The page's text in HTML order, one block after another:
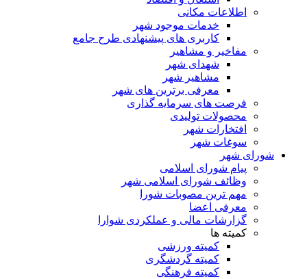
اطلاعات مکانی
خدمات موجود شهر
کاربری های پیشنهادی طرح جامع
مفاخیر و مشاهیر
شهدای شهر
مشاهیر شهر
معرفی برترین های شهر
فرصت های سرمایه گذاری
محصولات تولیدی
افتخارات شهر
سوغات شهر
شورای شهر
پیام شورای اسلامی
وظائف شورای اسلامی شهر
مهم ترین مصوبات شورا
معرفی اعضا
گزارشات مالی و عملکردی شوارا
کمیته ها
کمیته ورزشی
کمیته گردشگری
کمیته فرهنگی